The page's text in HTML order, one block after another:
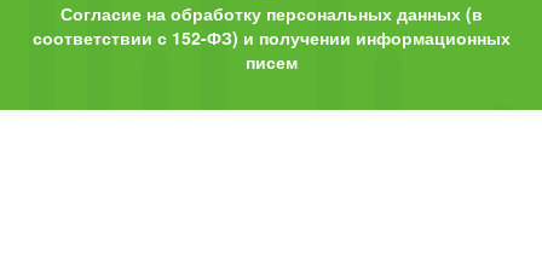
Согласие на обработку персональных данных (в
соответствии с 152-ФЗ) и получении информационных
писем